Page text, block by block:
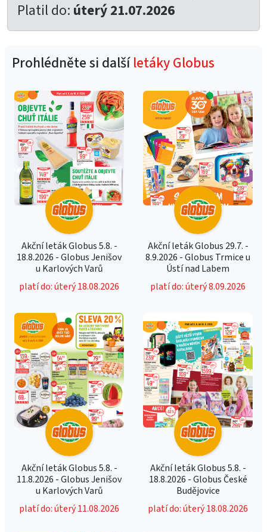
Platil do: úterý 21.07.2026
Prohlédněte si dalšíletáky Globus
Akční leták Globus 5.8. -
18.8.2026 - Globus Jenišov
u Karlových Varů
platí do: úterý 18.08.2026
Akční leták Globus 29.7. -
8.9.2026 - Globus Trmice u
Ústí nad Labem
platí do: úterý 8.09.2026
Akční leták Globus 5.8. -
11.8.2026 - Globus Jenišov
u Karlových Varů
platí do: úterý 11.08.2026
Akční leták Globus 5.8. -
18.8.2026 - Globus České
Budějovice
platí do: úterý 18.08.2026